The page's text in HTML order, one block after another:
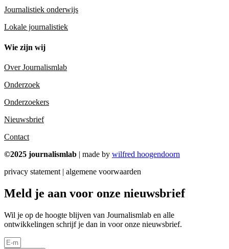
Journalistiek onderwijs
Lokale journalistiek
Wie zijn wij
Over Journalismlab
Onderzoek
Onderzoekers
Nieuwsbrief
Contact
©2025 journalismlab | made by wilfred hoogendoorn
privacy statement | algemene voorwaarden
Meld je aan voor onze nieuwsbrief
Wil je op de hoogte blijven van Journalismlab en alle
ontwikkelingen schrijf je dan in voor onze nieuwsbrief.